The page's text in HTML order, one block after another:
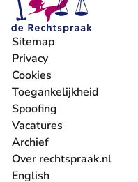
Sitemap
Privacy
Cookies
Toegankelijkheid
Spoofing
Vacatures
- U verlaat Rechtspraak.nl
Archief
Over rechtspraak.nl
English